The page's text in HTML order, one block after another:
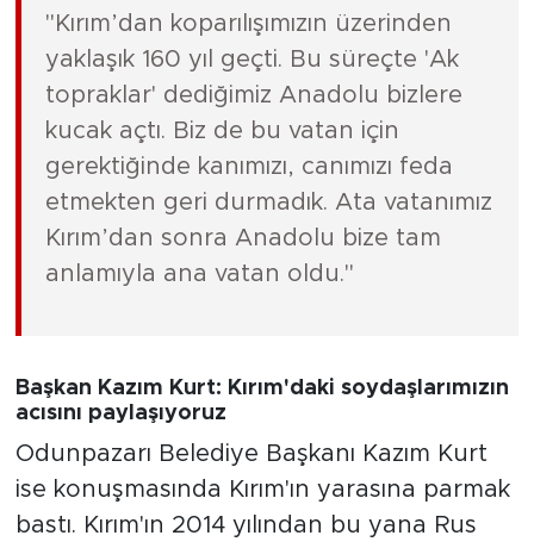
"Kırım’dan koparılışımızın üzerinden
yaklaşık 160 yıl geçti. Bu süreçte 'Ak
topraklar' dediğimiz Anadolu bizlere
kucak açtı. Biz de bu vatan için
gerektiğinde kanımızı, canımızı feda
etmekten geri durmadık. Ata vatanımız
Kırım’dan sonra Anadolu bize tam
anlamıyla ana vatan oldu."
Başkan Kazım Kurt: Kırım'daki soydaşlarımızın
acısını paylaşıyoruz
Odunpazarı Belediye Başkanı Kazım Kurt
ise konuşmasında Kırım'ın yarasına parmak
bastı. Kırım'ın 2014 yılından bu yana Rus